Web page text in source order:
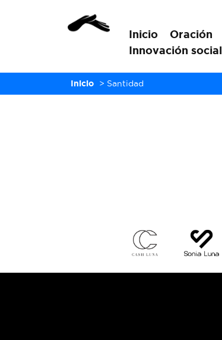
Inicio Oración
Innovación social
Inicio > Santidad